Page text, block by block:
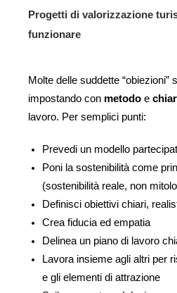
Progetti di valorizzazione
funzionare
Molte delle suddette “obiezioni”
impostando con metodo e
lavoro. Per semplici punti:
Prevedi un modello
Poni la sostenibilità come
(sostenibilità reale, non
Definisci obiettivi chiari,
Crea fiducia ed empatia
Delinea un piano di lavoro
Lavora insieme agli altri per
e gli elementi di attrazione